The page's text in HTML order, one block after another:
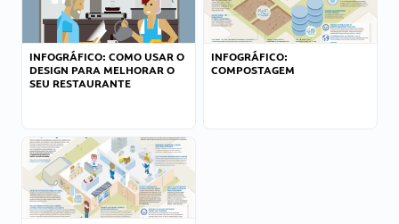
INFOGRÁFICO: COMO USAR O
DESIGN PARA MELHORAR O
SEU RESTAURANTE
INFOGRÁFICO:
COMPOSTAGEM